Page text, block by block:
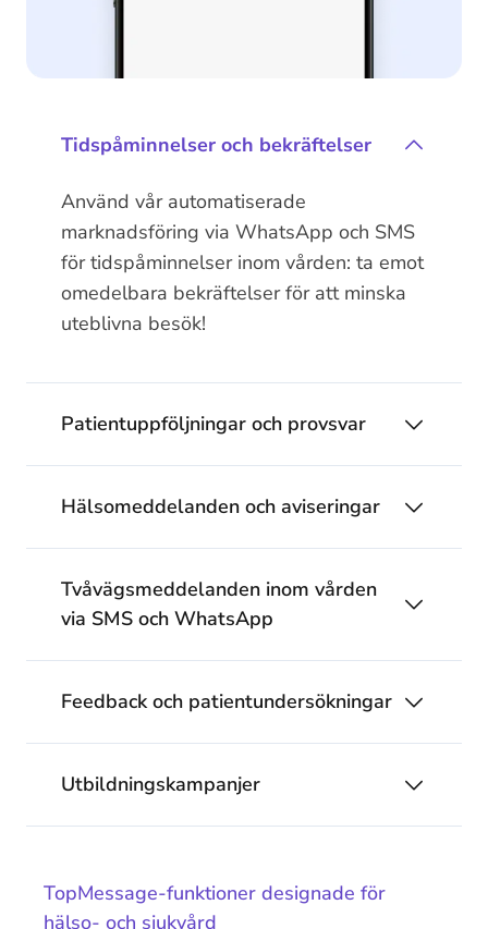
Tidspåminnelser och bekräftelser
Använd vår automatiserade
marknadsföring via WhatsApp och SMS
för tidspåminnelser inom vården: ta emot
omedelbara bekräftelser för att minska
uteblivna besök!
Patientuppföljningar och provsvar
Hälsomeddelanden och aviseringar
Tvåvägsmeddelanden inom vården
via SMS och WhatsApp
Feedback och patientundersökningar
Utbildningskampanjer
TopMessage-funktioner designade för
hälso- och sjukvård